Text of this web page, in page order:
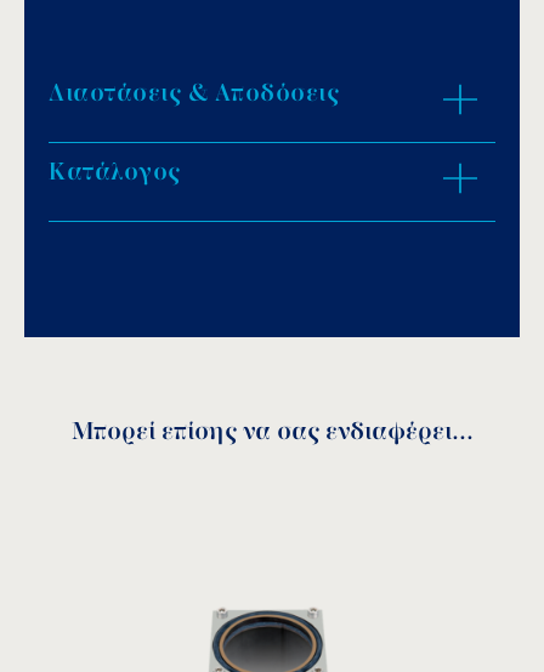
Διαστάσεις & Αποδόσεις
Κατάλογος
Μπορεί επίσης να σας ενδιαφέρει...